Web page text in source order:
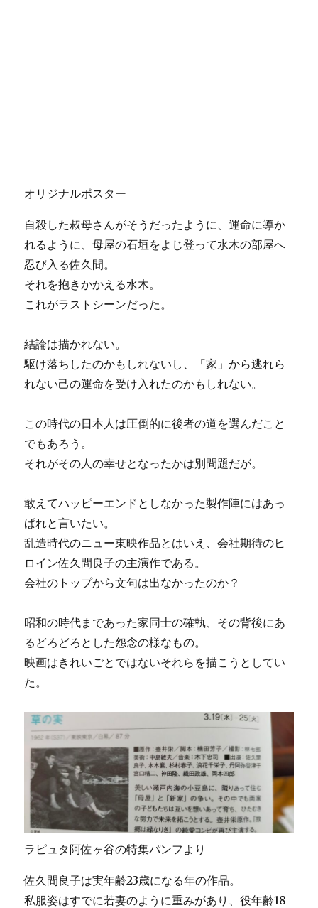
オリジナルポスター
自殺した叔母さんがそうだったように、運命に導か
れるように、母屋の石垣をよじ登って水木の部屋へ
忍び入る佐久間。
それを抱きかかえる水木。
これがラストシーンだった。
結論は描かれない。
駆け落ちしたのかもしれないし、「家」から逃れら
れない己の運命を受け入れたのかもしれない。
この時代の日本人は圧倒的に後者の道を選んだこと
でもあろう。
それがその人の幸せとなったかは別問題だが。
敢えてハッピーエンドとしなかった製作陣にはあっ
ぱれと言いたい。
乱造時代のニュー東映作品とはいえ、会社期待のヒ
ロイン佐久間良子の主演作である。
会社のトップから文句は出なかったのか？
昭和の時代まであった家同士の確執、その背後にあ
るどろどろとした怨念の様なもの。
映画はきれいごとではないそれらを描こうとしてい
た。
ラピュタ阿佐ヶ谷の特集パンフより
佐久間良子は実年齢23歳になる年の作品。
私服姿はすでに若妻のように重みがあり、役年齢18